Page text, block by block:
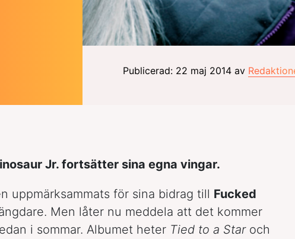
Publicerad: 22 maj 2014 av
Jr. fortsätter sina egna vingar.
uppmärksammats för sina bidrag till Fucked
Men låter nu meddela att det kommer
i sommar. Albumet heter Tied to a Staroch